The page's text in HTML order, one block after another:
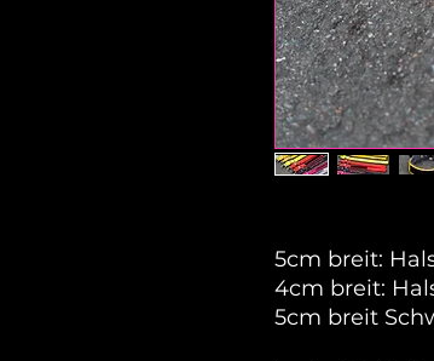
5cm breit:
4cm breit:
5cm breit